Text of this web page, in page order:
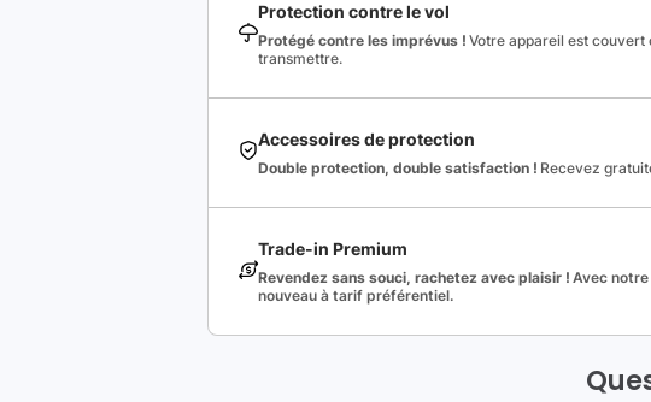
Protection contre le vol
Protégé contre les imprévus ! Votre appareil est couvert
transmettre.
Accessoires de protection
Double protection, double satisfaction ! Recevez
Trade-in Premium
Revendez sans souci, rachetez avec plaisir ! Avec
nouveau à tarif préférentiel.